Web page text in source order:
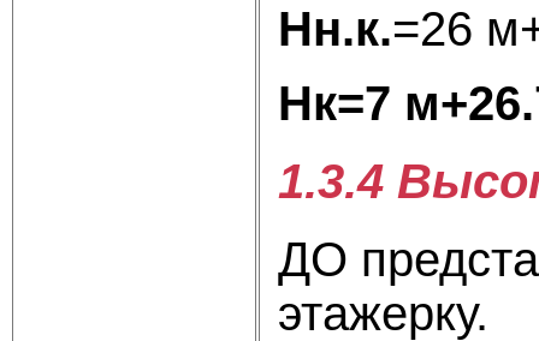
Нн.к.=26
Hк=7
1.3.4
ДО
этажерку.